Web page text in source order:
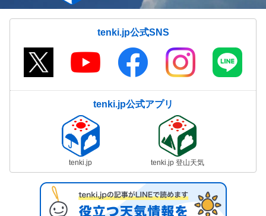
tenki.jp公式SNS
tenki.jp公式アプリ
tenki.jp tenki.jp 登山天気